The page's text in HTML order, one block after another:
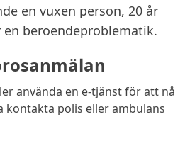
en vuxen person, 20 år
beroendeproblematik.
använda en e-tjänst för att nå
kontakta polis eller ambulans